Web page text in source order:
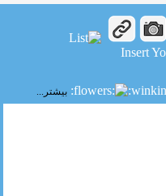
بیشتر...